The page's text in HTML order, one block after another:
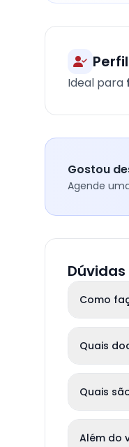
Ideal para
Gostou
Agende
Como
Quais
Quais
Além do